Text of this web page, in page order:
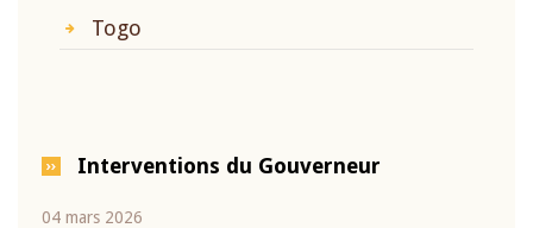
Togo
Interventions du Gouverneur
04 mars 2026